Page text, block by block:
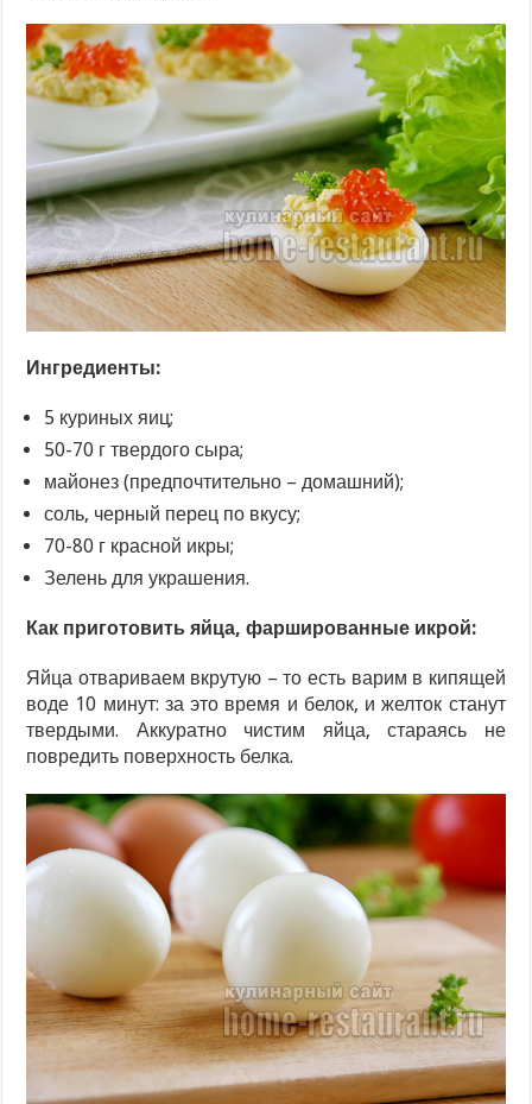
Ингредиенты:
5 куриных яиц;
50-70 г твердого сыра;
майонез (предпочтительно – домашний);
соль, черный перец по вкусу;
70-80 г красной икры;
Зелень для украшения.
Как приготовить яйца, фаршированные икрой:
Яйца отвариваем вкрутую – то есть варим в кипящей
воде 10 минут: за это время и белок, и желток станут
твердыми. Аккуратно чистим яйца, стараясь не
повредить поверхность белка.